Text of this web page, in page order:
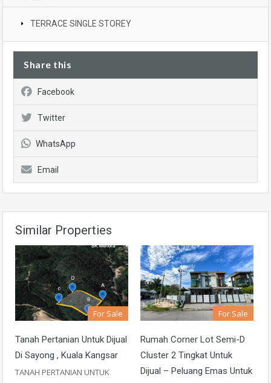
TERRACE SINGLE STOREY
Share this
Facebook
Twitter
WhatsApp
Email
Similar Properties
For Sale
Tanah Pertanian Untuk Dijual
Di Sayong , Kuala Kangsar
TANAH PERTANIAN UNTUK
For Sale
Rumah Corner Lot Semi-D
Cluster 2 Tingkat Untuk
Dijual – Peluang Emas Untuk